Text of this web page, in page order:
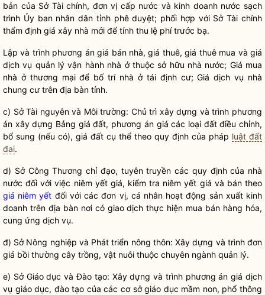
bản của Sở Tài chính, đơn vị cấp nước và kinh doanh nước sạch
trình Ủy ban nhân dân tỉnh phê duyệt; phối hợp với Sở Tài chính
thẩm định giá xây nhà mới để tính thu lệ phí trước bạ.
Lập và trình phương án giá bán nhà, giá thuê, giá thuê mua và giá
dịch vụ quản lý vận hành nhà ở thuộc sở hữu nhà nước; Giá mua
nhà ở thương mại để bố trí nhà ở tái định cư; Giádịch vụ nhà
chung cư trên địa bàn tỉnh.
c) Sở Tài nguyên và Môi trường: Chủ trì xây dựng và trình phương
án xây dựng Bảng giá đất, phương án giá các loại đất điều chỉnh,
bổ sung (nếu có), giá đất cụ thể theo quy định của pháp luật đất
đai.
d) Sở Công Thương chỉ đạo, tuyên truyền các quy định của nhà
nước đối với việc niêm yết giá, kiểm tra niêm yết giá và bán theo
giá niêm yết đối với các đơn vị, cá nhân hoạt động sản xuất kinh
doanh trên địa bànnơi có giao dịch thực hiện mua bán hàng hóa,
cung ứng dịch vụ.
đ) Sở Nông nghiệp và Phát triển nông thôn: Xây dựng và trình đơn
giá bồi thường cây trồng, vật nuôi thuộc chuyên ngành quản lý.
e) Sở Giáo dục và Đào tạo: Xây dựng và trình phương án giá dịch
vụ giáo dục, đào tạo của các cơ sở giáo dục mầm non, phổ thông